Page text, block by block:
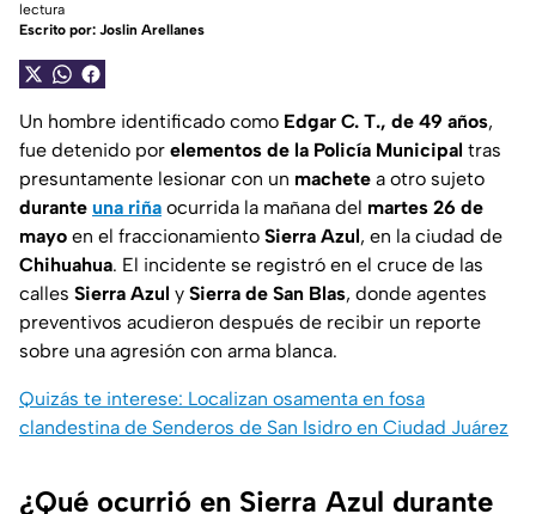
lectura
Escrito por: Joslin Arellanes
Un hombre identificado como Edgar C. T., de 49 años,
fue detenido por elementos de la Policía Municipal tras
presuntamente lesionar con un machete a otro sujeto
durante una riña ocurrida la mañana del martes 26 de
mayo en el fraccionamiento Sierra Azul, en la ciudad de
Chihuahua. El incidente se registró en el cruce de las
calles Sierra Azul y Sierra de San Blas, donde agentes
preventivos acudieron después de recibir un reporte
sobre una agresión con arma blanca.
Quizás te interese: Localizan osamenta en fosa
clandestina de Senderos de San Isidro en Ciudad Juárez
¿Qué ocurrió en Sierra Azul durante